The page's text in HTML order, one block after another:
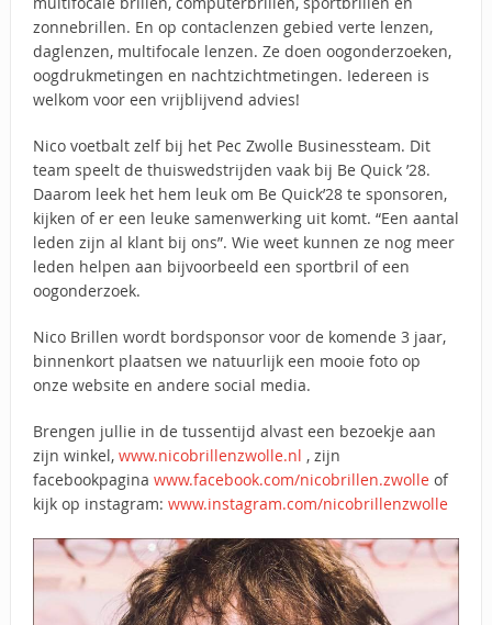
zonnebrillen. En op contaclenzen gebied verte lenzen,
daglenzen, multifocale lenzen. Ze doen oogonderzoeken,
oogdrukmetingen en nachtzichtmetingen. Iedereen is
welkom voor een vrijblijvend advies!
Nico voetbalt zelf bij het Pec Zwolle Businessteam. Dit
team speelt de thuiswedstrijden vaak bij Be Quick ’28.
Daarom leek het hem leuk om Be Quick’28 te sponsoren,
kijken of er een leuke samenwerking uit komt. “Een aantal
leden zijn al klant bij ons”. Wie weet kunnen ze nog meer
leden helpen aan bijvoorbeeld een sportbril of een
oogonderzoek.
Nico Brillen wordt bordsponsor voor de komende 3 jaar,
binnenkort plaatsen we natuurlijk een mooie foto op
onze website en andere social media.
Brengen jullie in de tussentijd alvast een bezoekje aan
zijn winkel, www.nicobrillenzwolle.nl , zijn
facebookpagina www.facebook.com/nicobrillen.zwolleof
kijk op instagram: www.instagram.com/nicobrillenzwolle